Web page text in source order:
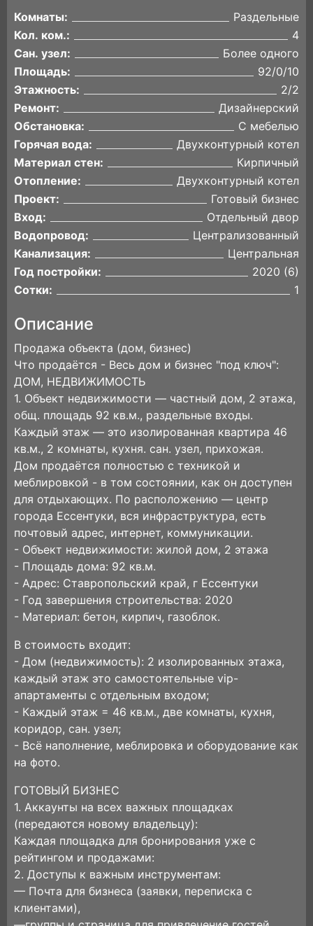
Комнаты:
Раздельные
Кол. ком.:
4
Сан. узел:
Более одного
Площадь:
92/0/10
Этажность:
2/2
Ремонт:
Дизайнерский
Обстановка:
С мебелью
Горячая вода:
Двухконтурный котел
Материал стен:
Кирпичный
Отопление:
Двухконтурный котел
Проект:
Готовый бизнес
Вход:
Отдельный двор
Водопровод:
Централизованный
Канализация:
Центральная
Год постройки:
2020 (6)
Сотки:
1
Описание
Продажа объекта (дом, бизнес)
Что продаётся - Весь дом и бизнес "под ключ":
ДОМ, НЕДВИЖИМОСТЬ
1. Объект недвижимости — частный дом, 2 этажа,
общ. площадь 92 кв.м., раздельные входы.
Каждый этаж — это изолированная квартира 46
кв.м., 2 комнаты, кухня. сан. узел, прихожая.
Дом продаётся полностью с техникой и
меблировкой - в том состоянии, как он доступен
для отдыхающих. По расположению — центр
города Ессентуки, вся инфраструктура, есть
почтовый адрес, интернет, коммуникации.
- Объект недвижимости: жилой дом, 2 этажа
- Площадь дома: 92 кв.м.
- Адрес: Ставропольский край, г Ессентуки
- Год завершения строительства: 2020
- Материал: бетон, кирпич, газоблок.
В стоимость входит:
- Дом (недвижимость): 2 изолированных этажа,
каждый этаж это самостоятельные vip-
апартаменты с отдельным входом;
- Каждый этаж = 46 кв.м., две комнаты, кухня,
коридор, сан. узел;
- Всё наполнение, меблировка и оборудование как
на фото.
ГОТОВЫЙ БИЗНЕС
1. Аккаунты на всех важных площадках
(передаются новому владельцу):
Каждая площадка для бронирования уже с
рейтингом и продажами:
2. Доступы к важным инструментам:
— Почта для бизнеса (заявки, переписка с
клиентами),